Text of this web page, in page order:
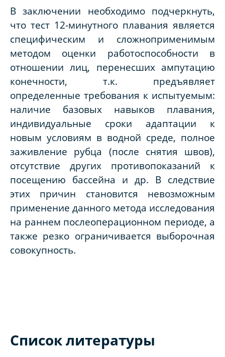
В заключении необходимо подчеркнуть,
что тест 12-минутного плавания является
специфическим и сложноприменимым
методом оценки работоспособности в
отношении лиц, перенесших ампутацию
конечности, т.к. предъявляет
определенные требования к испытуемым:
наличие базовых навыков плавания,
индивидуальные сроки адаптации к
новым условиям в водной среде, полное
заживление рубца (после снятия швов),
отсутствие других противопоказаний к
посещению бассейна и др. В следствие
этих причин становится невозможным
применение данного метода исследования
на раннем послеоперационном периоде, а
также резко ограничивается выборочная
совокупность.
Список литературы